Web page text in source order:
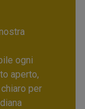
ogni
aperto,
per